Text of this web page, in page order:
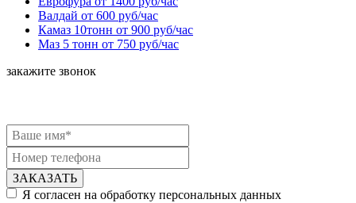
Валдай от 600 руб/час
Камаз 10тонн от 900 руб/час
Маз 5 тонн от 750 руб/час
закажите звонок
ЗАКАЗАТЬ
Я согласен на обработку персональных данных